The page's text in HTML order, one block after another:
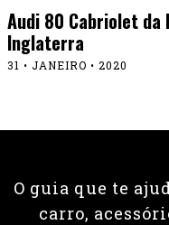
Audi 80 Cabriolet da
Inglaterra
31 • JANEIRO • 2020
O guia que te
carro,